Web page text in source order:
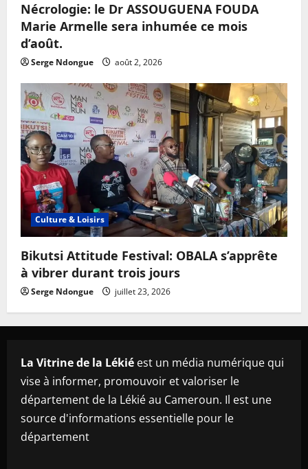
Nécrologie: le Dr ASSOUGUENA FOUDA
Marie Armelle sera inhumée ce mois
d’août.
Serge Ndongue août 2, 2026
Culture & Loisirs
Bikutsi Attitude Festival: OBALA s’apprête
à vibrer durant trois jours
Serge Ndongue juillet 23, 2026
La Vitrine de la Lékié est un média numérique qui
vise à informer, promouvoir et valoriser le
département de la Lékié au Cameroun. Il est une
source d'informations essentielle pour le
département